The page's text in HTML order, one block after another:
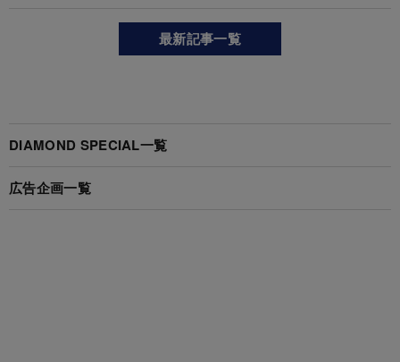
最新記事一覧
DIAMOND SPECIAL一覧
広告企画一覧